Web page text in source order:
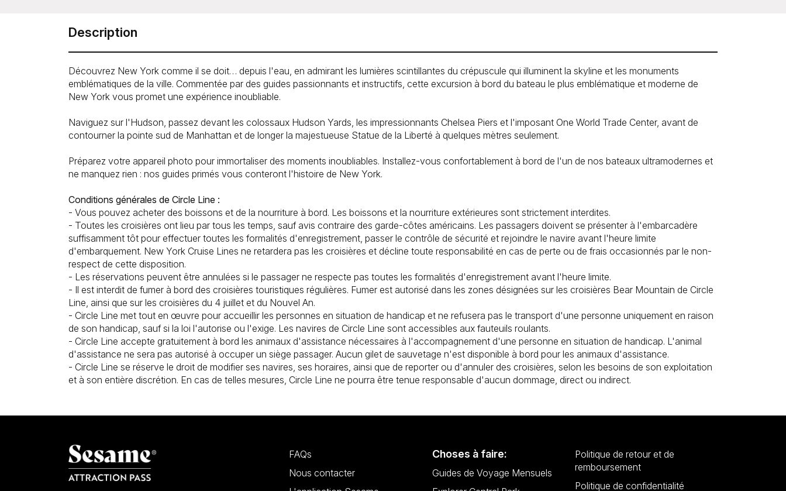
Description
Découvrez New York comme il se doit… depuis l'eau, en admirant les lumières scintillantes du crépuscule qui illuminent la skyline et les monuments
emblématiques de la ville. Commentée par des guides passionnants et instructifs, cette excursion à bord du bateau le plus emblématique et moderne de
New York vous promet une expérience inoubliable.
Naviguez sur l'Hudson, passez devant les colossaux Hudson Yards, les impressionnants Chelsea Piers et l'imposant One World Trade Center, avant de
contourner la pointe sud de Manhattan et de longer la majestueuse Statue de la Liberté à quelques mètres seulement.
Préparez votre appareil photo pour immortaliser des moments inoubliables. Installez-vous confortablement à bord de l'un de nos bateaux ultramodernes et
ne manquez rien : nos guides primés vous conteront l'histoire de New York.
Conditions générales de Circle Line :
- Vous pouvez acheter des boissons et de la nourriture à bord. Les boissons et la nourriture extérieures sont strictement interdites.
- Toutes les croisières ont lieu par tous les temps, sauf avis contraire des garde-côtes américains. Les passagers doivent se présenter à l'embarcadère
suffisamment tôt pour effectuer toutes les formalités d'enregistrement, passer le contrôle de sécurité et rejoindre le navire avant l'heure limite
d'embarquement. New York Cruise Lines ne retardera pas les croisières et décline toute responsabilité en cas de perte ou de frais occasionnés par le non-
respect de cette disposition.
- Les réservations peuvent être annulées si le passager ne respecte pas toutes les formalités d'enregistrement avant l'heure limite.
- Il est interdit de fumer à bord des croisières touristiques régulières. Fumer est autorisé dans les zones désignées sur les croisières Bear Mountain de Circle
Line, ainsi que sur les croisières du 4 juillet et du Nouvel An.
- Circle Line met tout en œuvre pour accueillir les personnes en situation de handicap et ne refusera pas le transport d'une personne uniquement en raison
de son handicap, sauf si la loi l'autorise ou l'exige. Les navires de Circle Line sont accessibles aux fauteuils roulants.
- Circle Line accepte gratuitement à bord les animaux d'assistance nécessaires à l'accompagnement d'une personne en situation de handicap. L'animal
d'assistance ne sera pas autorisé à occuper un siège passager. Aucun gilet de sauvetage n'est disponible à bord pour les animaux d'assistance.
- Circle Line se réserve le droit de modifier ses navires, ses horaires, ainsi que de reporter ou d'annuler des croisières, selon les besoins de son exploitation
et à son entière discrétion. En cas de telles mesures, Circle Line ne pourra être tenue responsable d'aucun dommage, direct ou indirect.
FAQs
Nous contacter
Choses à faire:
Guides de Voyage Mensuels
Politique de retour et de
remboursement
Politique de confidentialité